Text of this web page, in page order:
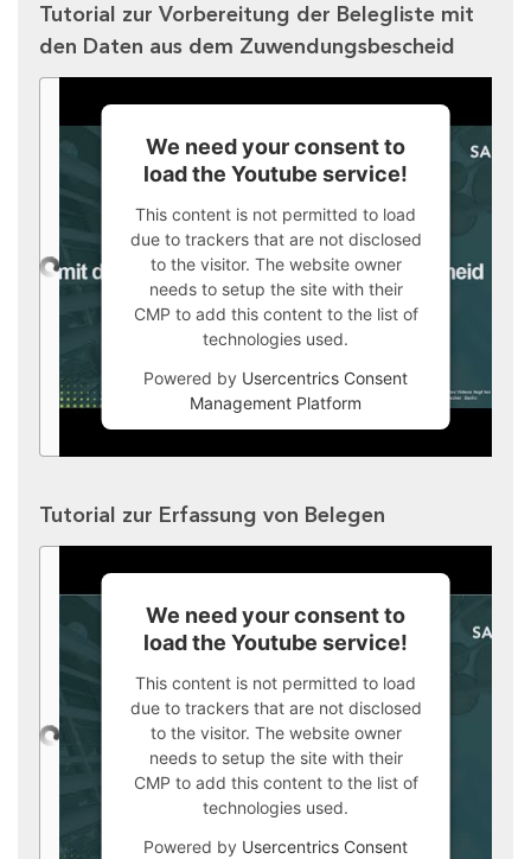
Tutorial zur Vorbereitung der Belegliste mit
den Daten aus dem Zuwendungsbescheid
We need your consent to
load the Youtube service!
This content is not permitted to load
due to trackers that are not disclosed
to the visitor. The website owner
needs to setup the site with their
CMP to add this content to the list of
technologies used.
Powered by Usercentrics Consent
Management Platform
Tutorial zur Erfassung von Belegen
We need your consent to
load the Youtube service!
This content is not permitted to load
due to trackers that are not disclosed
to the visitor. The website owner
needs to setup the site with their
CMP to add this content to the list of
technologies used.
Powered by Usercentrics Consent